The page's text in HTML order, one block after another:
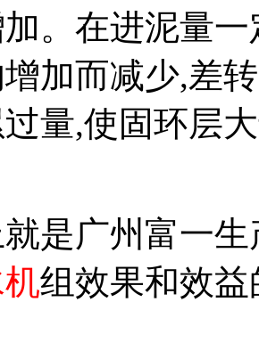
。在进泥量
加而减少,差
量,使固环层
广州富一生
组效果和效